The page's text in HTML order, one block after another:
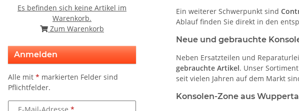
Ein weiterer Schwerpunkt sind
Ablauf finden Sie direkt in den
Neue und gebrauchte
Neben Ersatzteilen und
gebrauchte Artikel. Unser
seit vielen Jahren auf dem Markt
Konsolen-Zone aus Wuppertal
Es befinden sich keine Artikel im
Warenkorb.
Zum Warenkorb
Anmelden
Alle mit * markierten Felder sind
Pflichtfelder.
E-Mail-Adresse